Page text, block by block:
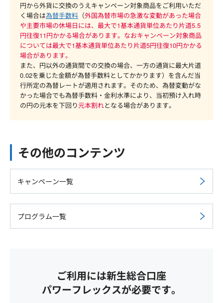
円から外貨に交換のうえキャンペーン対象商品をご利用いただ
く場合は為替手数料 （外国為替市場の急激な変動があった場合
や主要市場の休場日には、最大で1基本通貨単位あたり片道5.5
円往復11円かかる場合があります。なおキャンペーン対象商品
については最大で1基本通貨単位あたり片道5円往復10円かかる
場合があります。
また、円以外の通貨間での交換の場合、一方の通貨に最大片道
0.02を乗じた金額が為替手数料としてかかります）を含んだ当
行所定の為替レートが適用されます。そのため、為替変動がな
かった場合でも為替手数料・金利水準により、当初預け入れ時
の円の元本を下回り元本割れとなる場合があります。
その他のコンテンツ
キャンペーン一覧
プログラム一覧
ご利用には新生総合口座
パワーフレックスが必要です。